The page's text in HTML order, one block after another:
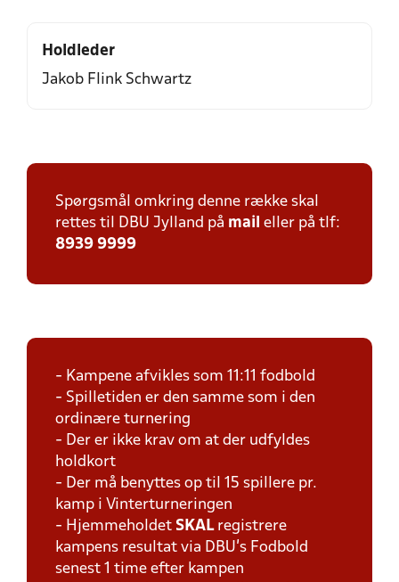
Holdleder
Jakob Flink Schwartz
Spørgsmål omkring denne række skal
rettes til DBU Jylland på mail eller på tlf:
8939 9999
- Kampene afvikles som 11:11 fodbold
- Spilletiden er den samme som i den
ordinære turnering
- Der er ikke krav om at der udfyldes
holdkort
- Der må benyttes op til 15 spillere pr.
kamp i Vinterturneringen
- Hjemmeholdet SKAL registrere
kampens resultat via DBU's Fodbold
senest 1 time efter kampen